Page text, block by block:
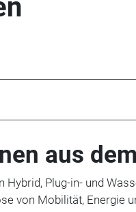
aus
Hybrid, Plug-in- und
von Mobilität, Energie